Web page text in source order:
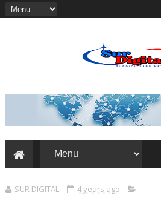
SUR DIGITAL 4 years ago